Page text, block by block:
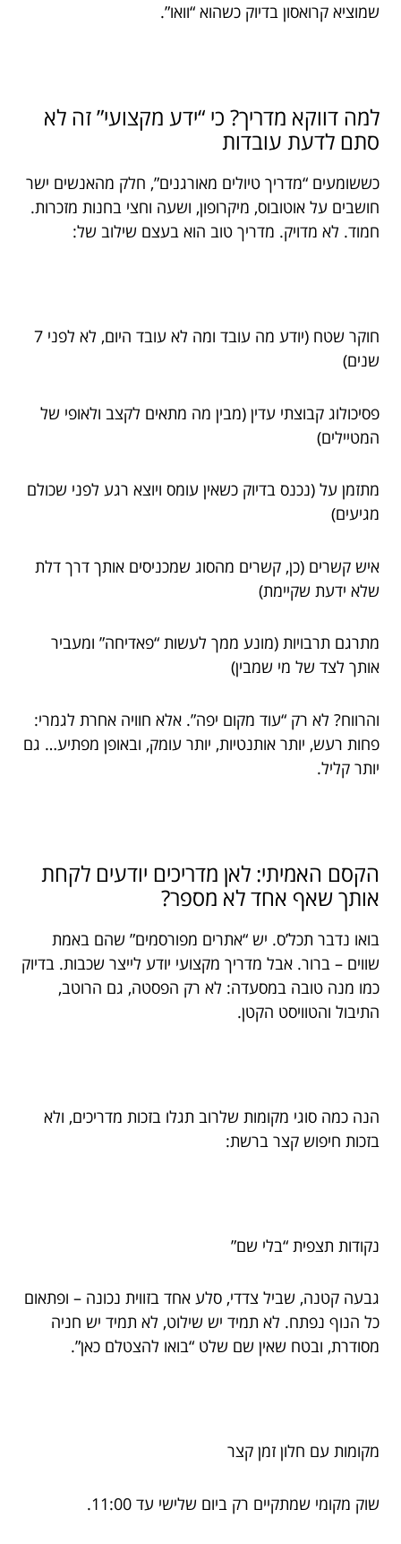
שמוציא קרואסון בדיוק כשהוא “וואו”.
למה דווקא מדריך? כי “ידע מקצועי” זה לא
סתם לדעת עובדות
כששומעים “מדריך טיולים מאורגנים”, חלק מהאנשים ישר
חושבים על אוטובוס, מיקרופון, ושעה וחצי בחנות מזכרות.
חמוד. לא מדויק. מדריך טוב הוא בעצם שילוב של:
חוקר שטח (יודע מה עובד ומה לא עובד היום, לא לפני 7
שנים)
פסיכולוג קבוצתי עדין (מבין מה מתאים לקצב ולאופי של
המטיילים)
מתזמן על (נכנס בדיוק כשאין עומס ויוצא רגע לפני שכולם
מגיעים)
איש קשרים (כן, קשרים מהסוג שמכניסים אותך דרך דלת
שלא ידעת שקיימת)
מתרגם תרבויות (מונע ממך לעשות “פאדיחה” ומעביר
אותך לצד של מי שמבין)
והרווח? לא רק “עוד מקום יפה”. אלא חוויה אחרת לגמרי:
פחות רעש, יותר אותנטיות, יותר עומק, ובאופן מפתיע… גם
יותר קליל.
הקסם האמיתי: לאן מדריכים יודעים לקחת
אותך שאף אחד לא מספר?
בואו נדבר תכל’ס. יש “אתרים מפורסמים” שהם באמת
שווים – ברור. אבל מדריך מקצועי יודע לייצר שכבות. בדיוק
כמו מנה טובה במסעדה: לא רק הפסטה, גם הרוטב,
התיבול והטוויסט הקטן.
הנה כמה סוגי מקומות שלרוב תגלו בזכות מדריכים, ולא
בזכות חיפוש קצר ברשת:
נקודות תצפית “בלי שם”
גבעה קטנה, שביל צדדי, סלע אחד בזווית נכונה – ופתאום
כל הנוף נפתח. לא תמיד יש שילוט, לא תמיד יש חניה
מסודרת, ובטח שאין שם שלט “בואו להצטלם כאן”.
מקומות עם חלון זמן קצר
שוק מקומי שמתקיים רק ביום שלישי עד 11:00.